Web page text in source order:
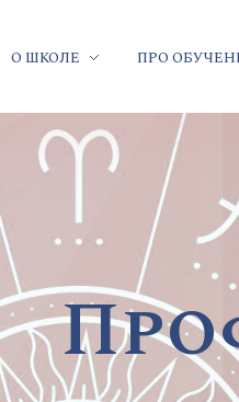
О ШКОЛЕ ПРО